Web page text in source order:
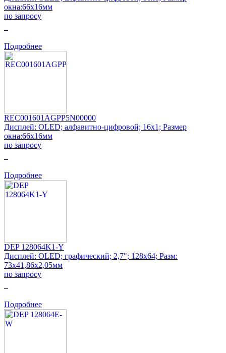
окна:66x16мм
по запросу
Подробнее
REC001601AGPP5N00000
Дисплей: OLED; алфавитно-цифровой; 16x1; Размер
окна:66x16мм
по запросу
Подробнее
DEP 128064K1-Y
Дисплей: OLED; графический; 2,7"; 128x64; Разм:
73x41,86x2,05мм
по запросу
Подробнее